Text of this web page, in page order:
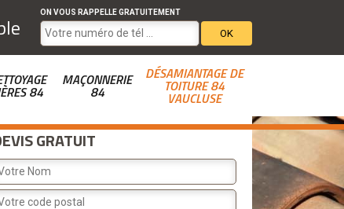
ON VOUS RAPPELLE GRATUITEMENT
84
MAÇONNERIE
84
DÉSAMIANTAGE DE
TOITURE 84
VAUCLUSE
GRATUIT